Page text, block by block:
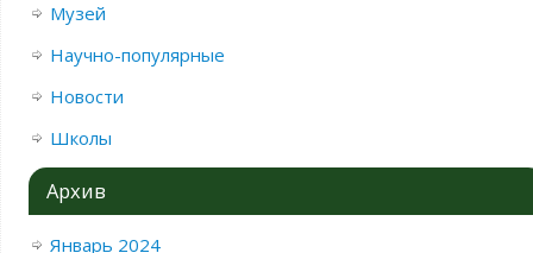
Музей
Научно-популярные
Новости
Школы
Архив
Январь 2024